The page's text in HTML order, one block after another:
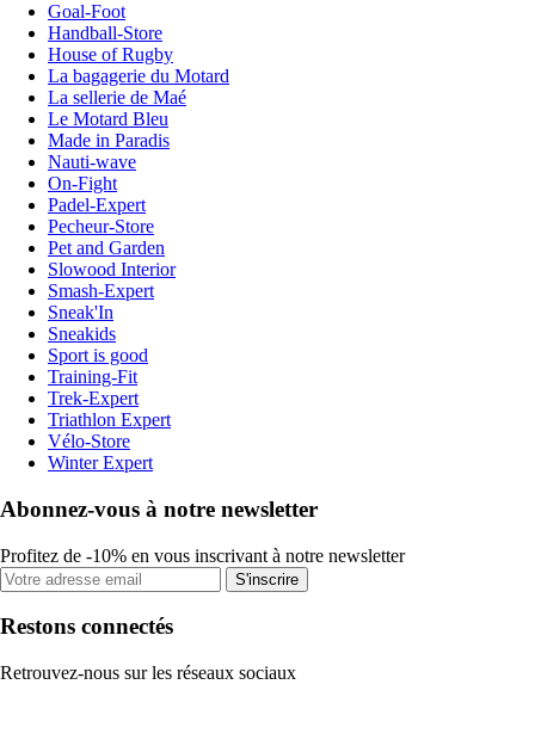
Goal-Foot
Handball-Store
House of Rugby
La bagagerie du Motard
La sellerie de Maé
Le Motard Bleu
Made in Paradis
Nauti-wave
On-Fight
Padel-Expert
Pecheur-Store
Pet and Garden
Slowood Interior
Smash-Expert
Sneak'In
Sneakids
Sport is good
Training-Fit
Trek-Expert
Triathlon Expert
Vélo-Store
Winter Expert
Abonnez-vous à notre newsletter
Profitez de -10% en vous inscrivant à notre newsletter
S'inscrire
Restons connectés
Retrouvez-nous sur les réseaux sociaux